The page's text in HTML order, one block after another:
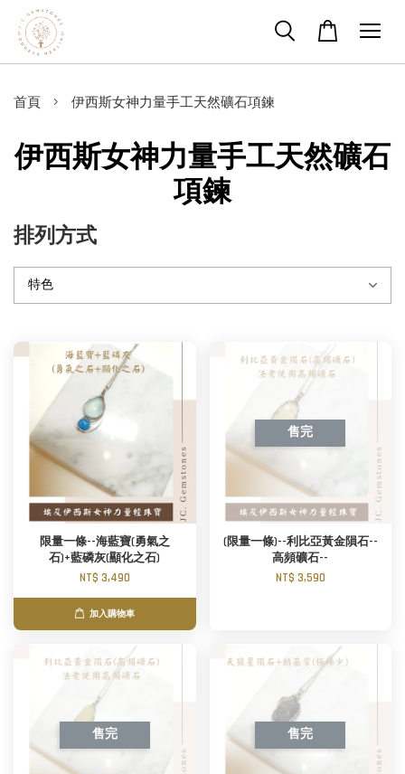
首頁 › 伊西斯女神力量手工天然礦石項鍊
伊西斯女神力量手工天然礦石
項鍊
排列方式
限量一條--海藍寶(勇氣之
石)+藍磷灰(顯化之石)
NT$ 3,490
加入購物車
售完
(限量一條)--利比亞黃金隕石--
高頻礦石--
NT$ 3,590
售完 售完